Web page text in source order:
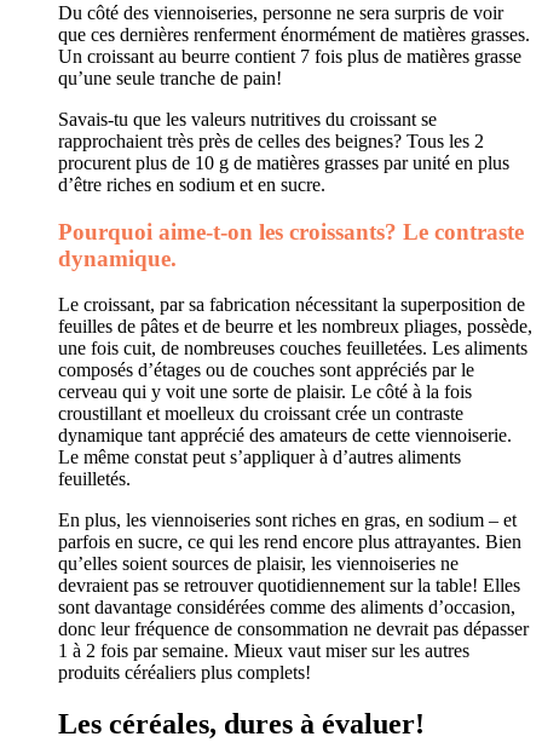
Du côté des viennoiseries, personne ne sera surpris de voir
que ces dernières renferment énormément de matières grasses.
Un croissant au beurre contient 7 fois plus de matières grasse
qu’une seule tranche de pain!
Savais-tu que les valeurs nutritives du croissant se
rapprochaient très près de celles des beignes? Tous les 2
procurent plus de 10 g de matières grasses par unité en plus
d’être riches en sodium et en sucre.
Pourquoi aime-t-on les croissants? Le contraste
dynamique.
Le croissant, par sa fabrication nécessitant la superposition de
feuilles de pâtes et de beurre et les nombreux pliages, possède,
une fois cuit, de nombreuses couches feuilletées. Les aliments
composés d’étages ou de couches sont appréciés par le
cerveau qui y voit une sorte de plaisir. Le côté à la fois
croustillant et moelleux du croissant crée un contraste
dynamique tant apprécié des amateurs de cette viennoiserie.
Le même constat peut s’appliquer à d’autres aliments
feuilletés.
En plus, les viennoiseries sont riches en gras, en sodium – et
parfois en sucre, ce qui les rend encore plus attrayantes. Bien
qu’elles soient sources de plaisir, les viennoiseries ne
devraient pas se retrouver quotidiennement sur la table! Elles
sont davantage considérées comme des aliments d’occasion,
donc leur fréquence de consommation ne devrait pas dépasser
1 à 2 fois par semaine. Mieux vaut miser sur les autres
produits céréaliers plus complets!
Les céréales, dures à évaluer!